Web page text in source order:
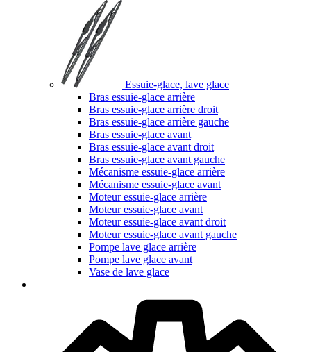
Essuie-glace, lave glace
Bras essuie-glace arrière
Bras essuie-glace arrière droit
Bras essuie-glace arrière gauche
Bras essuie-glace avant
Bras essuie-glace avant droit
Bras essuie-glace avant gauche
Mécanisme essuie-glace arrière
Mécanisme essuie-glace avant
Moteur essuie-glace arrière
Moteur essuie-glace avant
Moteur essuie-glace avant droit
Moteur essuie-glace avant gauche
Pompe lave glace arrière
Pompe lave glace avant
Vase de lave glace